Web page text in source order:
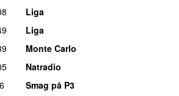
Liga
Liga
Monte Carlo
Natradio
Smag på P3